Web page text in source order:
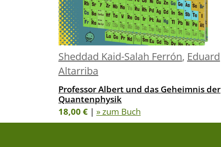
Sheddad Kaid-Salah Ferrón, Eduard
Altarriba
Professor Albert und das Geheimnis der
Quantenphysik
18,00 € | » zum Buch